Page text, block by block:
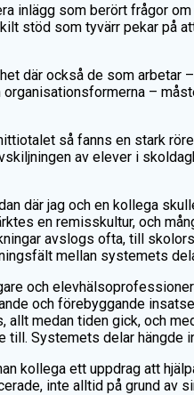
inlägg som berört frågor
stöd som tyvärr pekar på
där också de som
–
så fanns en stark
av elever i
där jag och en kollega
en remisskultur, och
avslogs ofta, till
mellan systemets
och
och förebyggande
allt medan tiden gick, och
till. Systemets delar hängde
kollega ett uppdrag att
inte alltid på grund av